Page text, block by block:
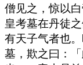
僧见之，惊以
皇考墓在丹徒
有天子气者也
墓，欺之曰：